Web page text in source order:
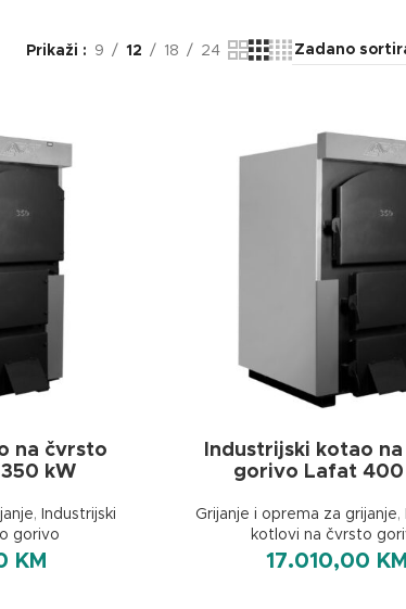
Prikaži 9 12 18 24
na čvrsto
kW
, Industrijski
gorivo
KM
Industrijski kotao
gorivo Lafat 400
Grijanje i oprema za grijanje,
kotlovi na čvrsto
17.010,00 KM